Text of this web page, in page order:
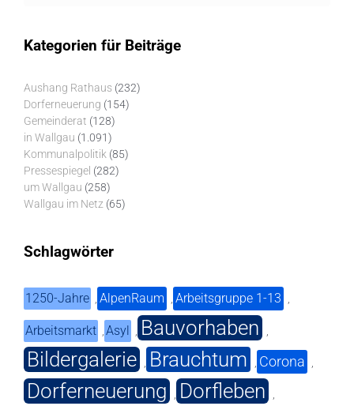
Kategorien für Beiträge
Aushang Rathaus (232)
Dorferneuerung (154)
Gemeinderat (128)
in Wallgau (1.091)
Kommunalpolitik (85)
Pressespiegel (282)
um Wallgau (258)
Wallgau im Netz (65)
Schlagwörter
1250-Jahre , AlpenRaum , Arbeitsgruppe 1-13 ,
Arbeitsmarkt ,Asyl , Bauvorhaben ,
Bildergalerie , Brauchtum , Corona ,
Dorferneuerung , Dorfleben ,